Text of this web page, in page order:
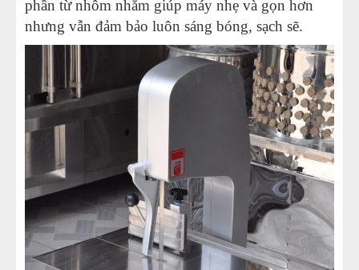
phần từ nhôm nhằm giúp máy nhẹ và gọn hơn
nhưng vẫn đảm bảo luôn sáng bóng, sạch sẽ.